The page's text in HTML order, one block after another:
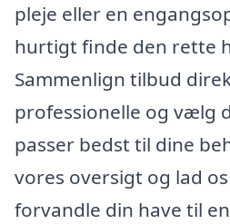
pleje eller en
hurtigt finde den rette
Sammenlign tilbud
professionelle og vælg
passer bedst til dine
vores oversigt og lad
forvandle din have til